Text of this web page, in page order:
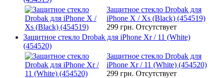
Защитное стекло Drobak для
iPhone X / Xs (Black) (454519)
299 грн. Отсутствует
Защитное стекло Drobak для iPhone Xr / 11 (White)
(454520)
Защитное стекло Drobak для
iPhone Xr / 11 (White) (454520)
299 грн. Отсутствует